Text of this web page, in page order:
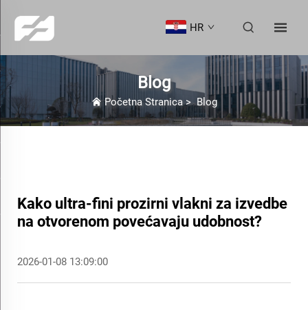
HR
Blog
Početna Stranica> Blog
Kako ultra-fini prozirni vlakni za izvedbe
na otvorenom povećavaju udobnost?
2026-01-08 13:09:00